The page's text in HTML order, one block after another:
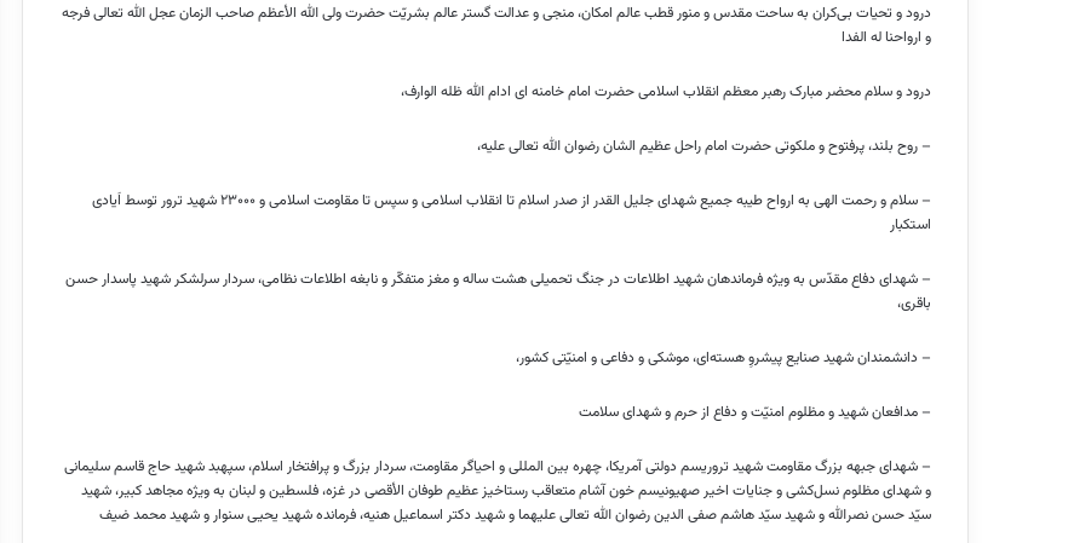
درود و تحیات بی‌کران به ساحت مقدس و منور قطب عالم امکان، منجی و عدالتگستر عالم بشریّت حضرت ولی الله الأعظمصاحب الزمانعجل الله تعالی فرجه
و ارواحناله الفدا
درود و سلام محضر مبارک رهبر معظم انقلاب اسلامی حضرت امام خامنه ای اداماللهظله الوارف،
– روح بلند، پرفتوح و ملکوتی حضرت امام راحل عظیم الشان رضوان الله تعالی علیه،
– سلام و رحمت الهی به ارواح طیبه جمیع شهدای جلیل القدر
از صدر اسلام تا انقلاب اسلامی و سپس تا مقاومت اسلامی و ۲۳۰۰۰ شهید ترور توسط اَیادی
استکبار
– شهدای دفاع مقدّس به ویژه فرماندهان شهید اطلاعات در جنگ تحمیلی هشت ساله و مغز متفکّر و نابغه اطلاعات نظامی، سردار سرلشکر شهید پاسدار حسن
باقری،
– دانشمندان شهید صنایع پیشروِ هسته‌ای، موشکی و دفاعی و امنیّتی کشور،
– مدافعان شهید و مظلوم امنیّت و دفاع از حرم و شهدای سلامت
– شهدای جبهه بزرگ مقاومت شهید تروریسم دولتی آمریکا، چهره بین المللیو احیاگر مقاومت، سردار بزرگ و پرافتخار اسلام، سپهبد شهید حاج قاسم سلیمانی
و شهدای مظلوم نسل‌کشی و جنایات اخیر صهیونیسم خونآشاممتعاقب رستاخیز عظیم طوفان الأقصی در غزه، فلسطین و لبنان به ویژه مجاهد کبیر، شهید
سیّد حسن نصرالله و شهید سیّد هاشم صفی الدینرضوان الله تعالیعلیهماو شهید دکتر اسماعیلهنیه، فرمانده شهید یحییسنوار و شهید محمدضیف